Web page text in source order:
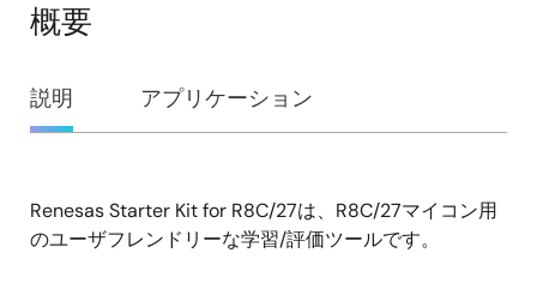
概要
概
要
説明 アプリケーション
説
Renesas Starter Kit for R8C/27は、R8C/27マイコン用
のユーザフレンドリーな学習/評価ツールです。